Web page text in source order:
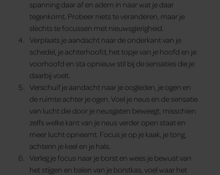
spanning daar af en adem in naar wat je daar
tegenkomt. Probeer niets te veranderen, maar je
slechts te focussen met nieuwsgierigheid.
Verplaats je aandacht naar de onderkant van je
schedel, je achterhoofd, het topje van je hoofd en je
voorhoofd en sta opnieuw stil bij de sensaties die je
daarbij voelt.
Verschuif je aandacht naar je oogleden, je ogen en
de ruimte achter je ogen. Voel je neus en de sensatie
van lucht die door je neusgaten beweegt, misschien
zelfs welke kant van je neus verder open staat en
meer lucht opneemt. Focus je op je kaak, je tong,
achterin je keel en je hals.
Verleg je focus naar je borst en wees je bewust van
het stijgen en balen van je borstkas, voel waar het